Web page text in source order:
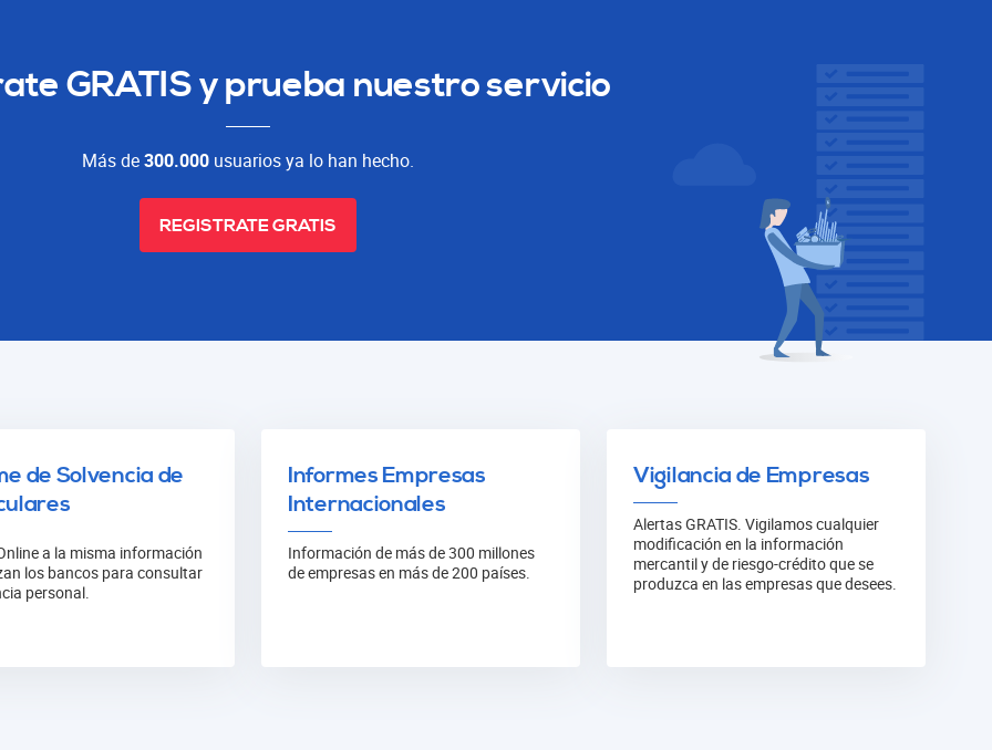
GRATIS y prueba nuestro servicio
Más de300.000 usuarios ya lo han hecho.
REGISTRATE GRATIS
de Solvencia de
a la misma información
los bancos para consultar
personal.
Informes Empresas
Internacionales
Información de más de 300 millones
de empresas en más de 200 países.
Vigilancia de Empresas
Alertas GRATIS. Vigilamos cualquier
modificación en la información
mercantil y de riesgo-crédito que se
produzca en las empresas que desees.